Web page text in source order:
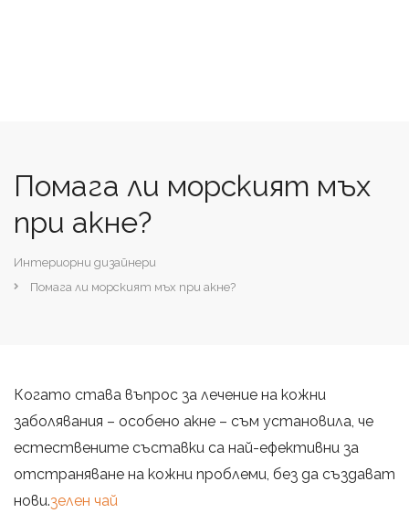
Помага ли морският мъх
при акне?
Интериорни дизайнери
Помага ли морският мъх при акне?
Когато става въпрос за лечение на кожни
заболявания – особено акне – съм установила, че
естествените съставки са най-ефективни за
отстраняване на кожни проблеми, без да създават
нови.зелен чай